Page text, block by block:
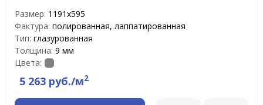
Размер: 1191x595
Фактура: полированная, лаппатированная
Тип: глазурованная
Толщина: 9 мм
Цвета:
5 263 руб./м2